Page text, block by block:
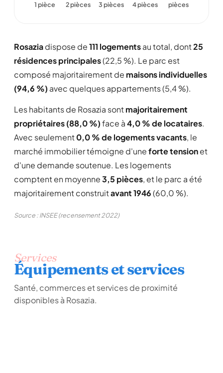
1 pièce
2 pièces 3 pièces 4 pièces
pièces
Rosaziadispose de111 logementsau total, dont25
résidences principales(22,5 %). Le parc est
composé majoritairement de maisons individuelles
(94,6 %) avec quelques appartements (5,4 %).
Les habitants de Rosazia sontmajoritairement
propriétaires (88,0 %)face à4,0 % de locataires.
Avec seulement0,0 % de logements vacants, le
marché immobilier témoigne d'uneforte tensionet
d'une demande soutenue. Les logements
comptent en moyenne3,5 pièces, et le parc a été
majoritairement construitavant 1946(60,0 %).
Source : INSEE (recensement 2022)
Services
Équipements et services
Santé, commerces et services de proximité
disponibles à Rosazia.